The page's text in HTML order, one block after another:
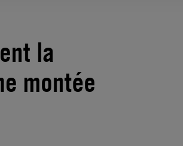
la
montée